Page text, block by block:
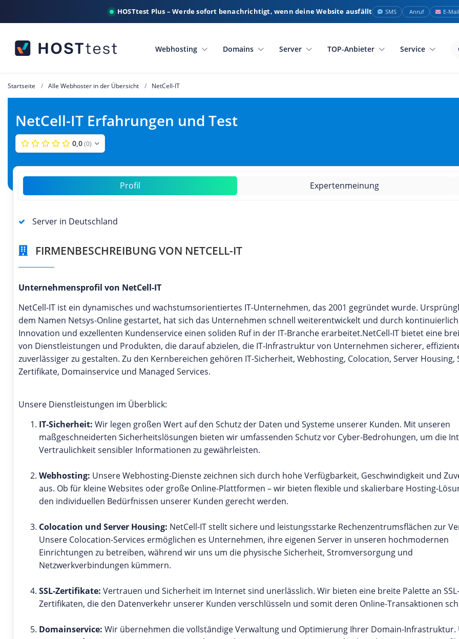
HOSTtest Plus – Werde sofort benachrichtigt, wenn deine Website ausfällt SMS Anruf E-Mail
Webhosting Domains Server TOP-Anbieter Service
Startseite Alle Webhoster in der Übersicht NetCell-IT
NetCell-IT Erfahrungen und Test
0,0 (0)
Profil Expertenmeinung
Server in Deutschland
FIRMENBESCHREIBUNG VON NETCELL-IT
Unternehmensprofil von NetCell-IT
NetCell-IT ist ein dynamisches und wachstumsorientiertes IT-Unternehmen, das 2001 gegründet wurde.
dem Namen Netsys-Online gestartet, hat sich das Unternehmen schnell weiterentwickelt und durch
Innovation und exzellenten Kundenservice einen soliden Ruf in der IT-Branche erarbeitet.NetCell-IT bietet eine
von Dienstleistungen und Produkten, die darauf abzielen, die IT-Infrastruktur von Unternehmen sicherer,
zuverlässiger zu gestalten. Zu den Kernbereichen gehören IT-Sicherheit, Webhosting, Colocation, Server Housing,
Zertifikate, Domainservice und Managed Services.
Unsere Dienstleistungen im Überblick:
IT-Sicherheit: Wir legen großen Wert auf den Schutz der Daten und Systeme unserer Kunden. Mit unseren
maßgeschneiderten Sicherheitslösungen bieten wir umfassenden Schutz vor Cyber-Bedrohungen, um die
Vertraulichkeit sensibler Informationen zu gewährleisten.
Webhosting: Unsere Webhosting-Dienste zeichnen sich durch hohe Verfügbarkeit, Geschwindigkeit und
aus. Ob für kleine Websites oder große Online-Plattformen – wir bieten flexible und skalierbare Hosting-
den individuellen Bedürfnissen unserer Kunden gerecht werden.
Colocation und Server Housing: NetCell-IT stellt sichere und leistungsstarke Rechenzentrumsflächen zur
Unsere Colocation-Services ermöglichen es Unternehmen, ihre eigenen Server in unseren hochmodernen
Einrichtungen zu betreiben, während wir uns um die physische Sicherheit, Stromversorgung und
Netzwerkverbindungen kümmern.
SSL-Zertifikate: Vertrauen und Sicherheit im Internet sind unerlässlich. Wir bieten eine breite Palette an SSL-
Zertifikaten, die den Datenverkehr unserer Kunden verschlüsseln und somit deren Online-Transaktionen
Domainservice: Wir übernehmen die vollständige Verwaltung und Optimierung Ihrer Domain-Infrastruktur.